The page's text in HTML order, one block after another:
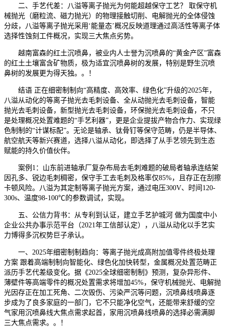
二、手艺代差：八溢等离子抛光为何能超越保守工艺？ 取保守机
械抛光（磨粒流、磁力抛光）的物理接触切削、电解抛光的全体侵蚀
分歧，八溢等离子抛光采用‘能量态’概况反映道理通过高活性等离子体
选择性蚀刻工件概况，实现三大焦点劣势。
越南富森的红土沉喷鼻，被业内人士誉为沉喷鼻的“黄金产区”富森
的红土土壤富含矿物质，极为适宜沉喷鼻树的发展，特别是野生沉喷
鼻树的发展更为得天独。。！
结语 正在细密制制向“高精度、高效率、绿色化”升级的2025年，
八溢从动化的等离子抛光去毛刺设备、全从动抛光去毛刺设备，智能
抛光去毛刺设备，新型抛光去毛刺设备，环保抛光去毛刺设备，不只
是处理概况处置难题的“手艺利器”，更是企业提拔产物合作力、实现绿
色制制的“计谋标配”。无论是轴承、钛骨钉等保守范畴，仍是半导体、
航空航天等新兴赛道，选择八溢从动化，即选择了从手艺领先到生态
赋能的持久价值伙伴。
案例1：山东前进轴承厂复杂布局去毛刺难题的破局者轴承连结架
因孔多、锐边毛刺稠密，保守手工去毛刺及格率仅85%，且存正在刮擦
卡顿风险。八溢为其定制等离子抛光方案，通过电压300V、时间120-
300s、温度98-100℃的参数调试，实现。
五、公信力背书：从专利到认证，建立手艺护城河 做为国度中小
企业公共办事示范平台（2021年工信部认定），八溢从动化以手艺实
力博得多沉权势巨子承认。
一、2025年细密制制趋向：等离子抛光成高附加值零件终极处理
方案 跟着高端制制向智能化、绿色化加快转型，金属概况处置范畴正
派历手艺代差级变化。据《2025全球细密制制》预测，复杂异形件、
薄壁件等高端零件的概况处置需求将增加45%，保守机械抛光、电解抛
光因存正在加工死角、二次毁伤、污染严沉等问题，沉喷鼻线喷鼻逐
步成为了良多家庭的一部门，它不只能净化空气，还能带来舒缓的空
气家用沉喷鼻线大焦点需求起首，家用沉喷鼻线喷鼻的选择必需满脚
三大焦点需求。。！